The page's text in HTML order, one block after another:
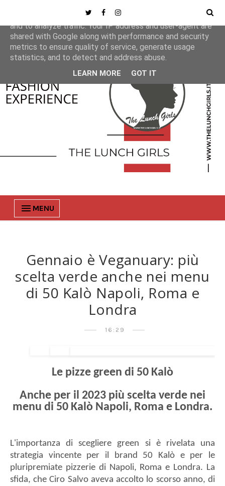
MENU
Gennaio è Veganuary: più
scelta verde anche nei menu
di 50 Kalò Napoli, Roma e
Londra
16:29
Le pizze green di 50 Kalò
Anche per il 2023 più scelta verde nei
menu di 50 Kalò Napoli, Roma e Londra.
L'importanza di scegliere green si è rivelata una
strategia vincente per il brand 50 Kalò e per le
pluripremiate pizzerie di Napoli, Roma e Londra. La
sfida, che Ciro Salvo aveva accolto lo scorso anno, di
This site uses cookies from Google to deliver its services
and to analyze traffic. Your IP address and user-agent are
shared with Google along with performance and security
metrics to ensure quality of service, generate usage
statistics, and to detect and address abuse.
LEARN MORE GOT IT